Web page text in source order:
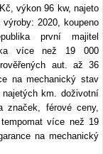
Kč, výkon 96 kw, najeto
2020, koupeno
první majitel
více než 19 000
aut. až 36
na mechanický stav
km. doživotní
značek, férové ceny,
více než 19
na mechanický